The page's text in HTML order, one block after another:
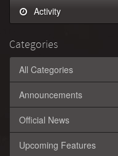
Activity
Categories
All Categories
Announcements
Official News
Upcoming Features